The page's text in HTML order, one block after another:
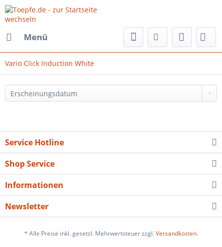
Menü
Vario Click Induction White
Service Hotline
Shop Service
Informationen
Newsletter
* Alle Preise inkl. gesetzl. Mehrwertsteuer zzgl.Versandkosten.